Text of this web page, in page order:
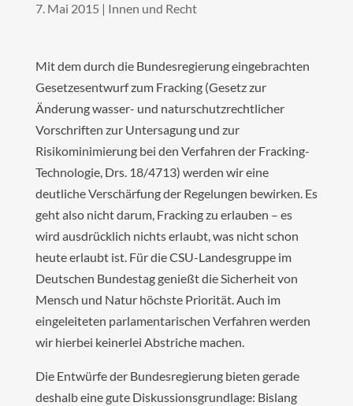
7. Mai 2015 | Innen und Recht
Mit dem durch die Bundesregierung eingebrachten
Gesetzesentwurf zum Fracking (Gesetz zur
Änderung wasser- und naturschutzrechtlicher
Vorschriften zur Untersagung und zur
Risikominimierung bei den Verfahren der Fracking-
Technologie, Drs. 18/4713) werden wir eine
deutliche Verschärfung der Regelungen bewirken. Es
geht also nicht darum, Fracking zu erlauben – es
wird ausdrücklich nichts erlaubt, was nicht schon
heute erlaubt ist. Für die CSU-Landesgruppe im
Deutschen Bundestag genießt die Sicherheit von
Mensch und Natur höchste Priorität. Auch im
eingeleiteten parlamentarischen Verfahren werden
wir hierbei keinerlei Abstriche machen.
Die Entwürfe der Bundesregierung bieten gerade
deshalb eine gute Diskussionsgrundlage: Bislang